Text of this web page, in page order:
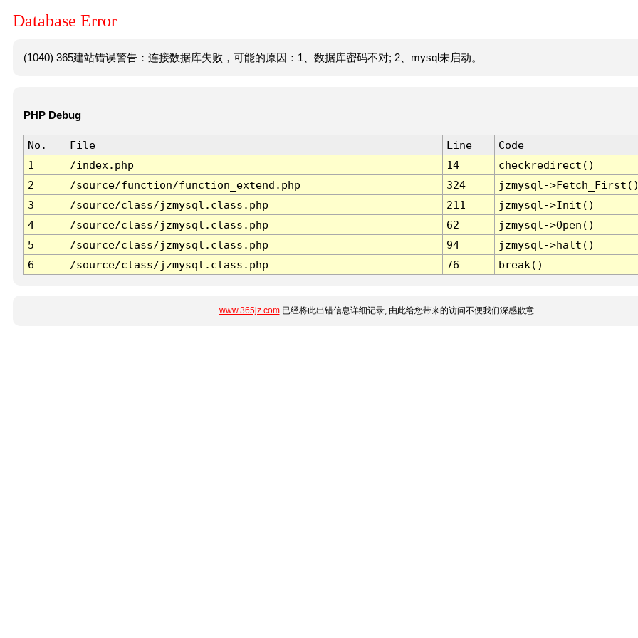
Database Error
(1040) 365建站错误警告：连接数据库失败，可能的原因：1、数据库密码不对; 2、mysql未启动。
PHP Debug
No. File Line
Code
1
/index.php 14
checkredirect()
2
/source/function/function_extend.php 324
jzmysql-
3
/source/class/jzmysql.class.php 211
jzmysql->Init()
4
/source/class/jzmysql.class.php 62
jzmysql->Open()
5
/source/class/jzmysql.class.php 94
jzmysql->halt()
6
/source/class/jzmysql.class.php 76 break()
www.365jz.com已经将此出错信息详细记录, 由此给您带来的访问不便我们深感歉意.